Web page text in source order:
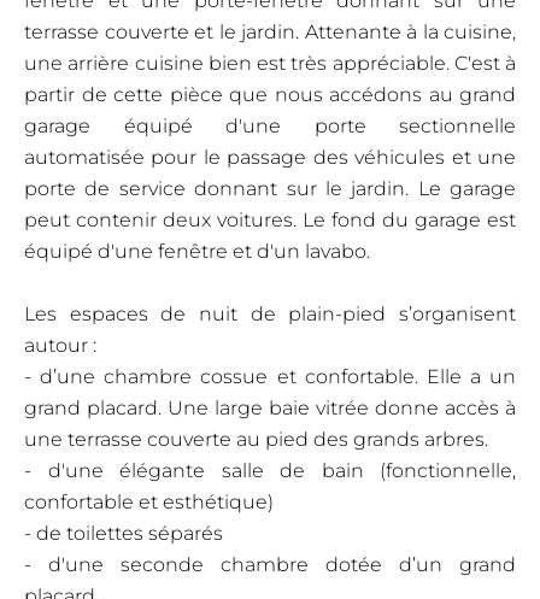
terrasse couverte et le jardin. Attenante à la cuisine,
une arrière cuisine bien est très appréciable. C'est à
partir de cette pièce que nous accédons au grand
garage équipé d'une porte sectionnelle
automatisée pour le passage des véhicules et une
porte de service donnant sur le jardin. Le garage
peut contenir deux voitures. Le fond du garage est
équipé d'une fenêtre et d'un lavabo.
Les espaces de nuit de plain-pied s’organisent
autour :
- d’une chambre cossue et confortable. Elle a un
grand placard. Une large baie vitrée donne accès à
une terrasse couverte au pied des grands arbres.
- d'une élégante salle de bain (fonctionnelle,
confortable et esthétique)
- de toilettes séparés
- d'une seconde chambre dotée d’un grand